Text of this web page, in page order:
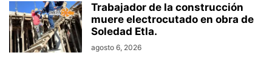
Trabajador de la construcción
muere electrocutado en obra de
Soledad Etla.
agosto 6, 2026